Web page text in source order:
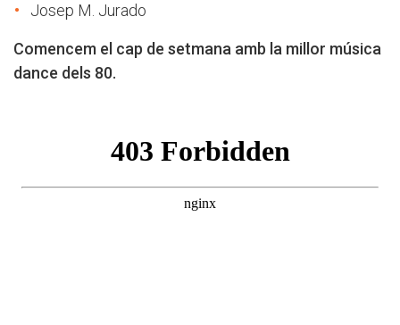
Josep M. Jurado
Comencem el cap de setmana amb la millor música
dance dels 80.